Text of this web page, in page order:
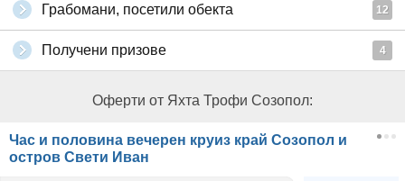
Грабомани, посетили обекта 12
Получени призове 4
Оферти от Яхта Трофи Созопол:
Час и половина вечерен круиз край Созопол и
остров Свети Иван